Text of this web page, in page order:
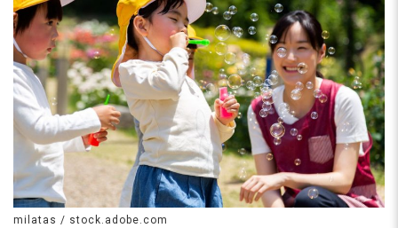
勤可（月極駐車場代補助あり／
園最寄り駅の駐輪場代支給）
賞与平均支給、計4.7
カ月分の実績あり！主
な勤務時間8:30～16:3
0
milatas / stock.adobe.com